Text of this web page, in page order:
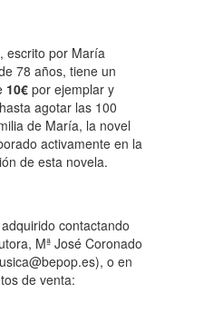
, escrito por María
78 años, tiene un
10€ por ejemplar y
agotar las 100
de María, la novel
activamente en la
de esta novela.
contactando
Mª José Coronado
o en
de venta: